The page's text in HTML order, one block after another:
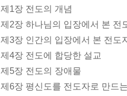
제1장 전도의 개념
제2장 하나님의 입장에서 본 전
제3장 인간의 입장에서 본 전도
제4장 전도에 합당한 설교
제5장 전도의 장애물
제6장 평신도를 전도자로 만드